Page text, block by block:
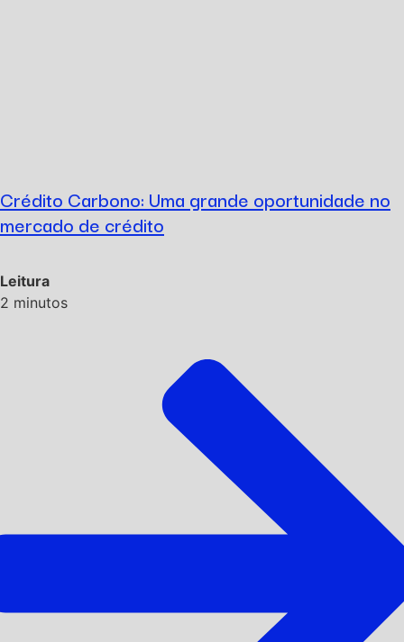
Crédito Carbono: Uma grande oportunidade no
mercado de crédito
Leitura
2 minutos